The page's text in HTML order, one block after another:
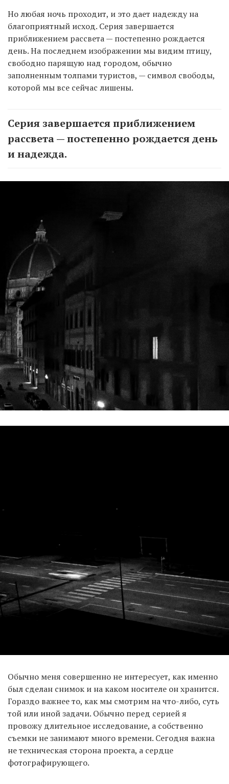
Но любая ночь проходит, и это дает надежду на
благоприятный исход. Серия завершается
приближением рассвета — постепенно рождается
день. На последнем изображении мы видим птицу,
свободно парящую над городом, обычно
заполненным толпами туристов, — символ свободы,
которой мы все сейчас лишены.
Серия завершается приближением
рассвета — постепенно рождается день
и надежда.
Обычно меня совершенно не интересует, как именно
был сделан снимок и на каком носителе он хранится.
Гораздо важнее то, как мы смотрим на что-либо, суть
той или иной задачи. Обычно перед серией я
провожу длительное исследование, а собственно
съемки не занимают много времени. Сегодня важна
не техническая сторона проекта, а сердце
фотографирующего.